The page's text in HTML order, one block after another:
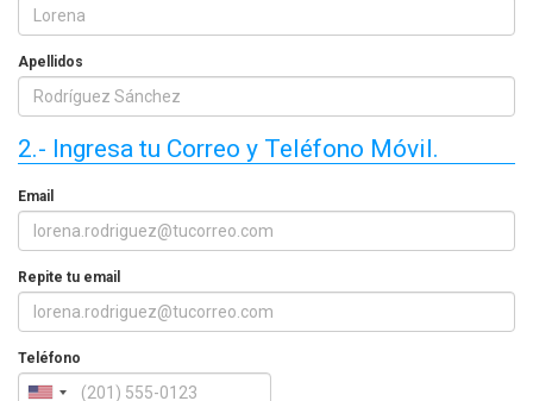
Apellidos
2.- Ingresa tu Correo y Teléfono Móvil.
Email
Repite tu email
Teléfono